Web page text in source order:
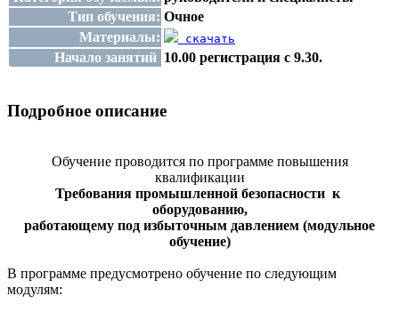
Тип обучения: Очное
Материалы:
скачать
Начало занятий 10.00 регистрация с 9.30.
Подробное описание
Обучение проводится по программе повышения
квалификации
Требования промышленной безопасности к
оборудованию,
работающему под избыточным давлением (модульное
обучение)
В программе предусмотрено обучение по следующим
модулям: